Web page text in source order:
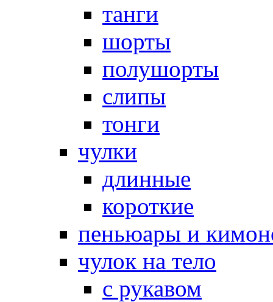
танги
шорты
полушорты
слипы
тонги
чулки
длинные
короткие
пеньюары и
чулок на тело
с рукавом